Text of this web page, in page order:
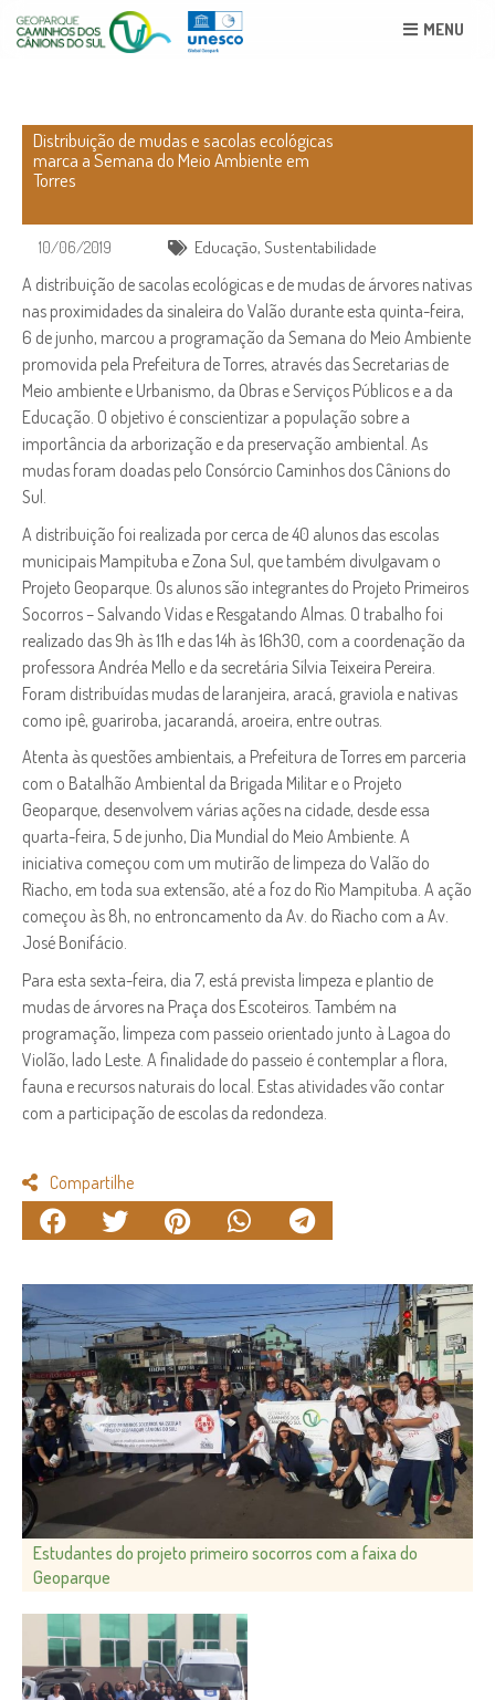
MENU
Distribuição de mudas e sacolas ecológicas
marca a Semana do Meio Ambiente em
Torres
10/06/2019 Educação,Sustentabilidade
A distribuição de sacolas ecológicas e de mudas de árvores nativas
nas proximidades da sinaleira do Valão durante esta quinta-feira,
6 de junho, marcou a programação da Semana do Meio Ambiente
promovida pela Prefeitura de Torres, através das Secretarias de
Meio ambiente e Urbanismo, da Obras e Serviços Públicos e a da
Educação. O objetivo é conscientizar a população sobre a
importância da arborização e da preservação ambiental. As
mudas foram doadas pelo Consórcio Caminhos dos Cânions do
Sul.
A distribuição foi realizada por cerca de 40 alunos das escolas
municipais Mampituba e Zona Sul, que também divulgavam o
Projeto Geoparque. Os alunos são integrantes do Projeto Primeiros
Socorros – Salvando Vidas e Resgatando Almas. O trabalho foi
realizado das 9h às 11h e das 14h às 16h30, com a coordenação da
professora Andréa Mello e da secretária Sílvia Teixeira Pereira.
Foram distribuídas mudas de laranjeira, aracá, graviola e nativas
como ipê, guariroba, jacarandá, aroeira, entre outras.
Atenta às questões ambientais, a Prefeitura de Torres em parceria
com o Batalhão Ambiental da Brigada Militar e o Projeto
Geoparque, desenvolvem várias ações na cidade, desde essa
quarta-feira, 5 de junho, Dia Mundial do Meio Ambiente. A
iniciativa começou com um mutirão de limpeza do Valão do
Riacho, em toda sua extensão, até a foz do Rio Mampituba. A ação
começou às 8h, no entroncamento da Av. do Riacho com a Av.
José Bonifácio.
Para esta sexta-feira, dia 7, está prevista limpeza e plantio de
mudas de árvores na Praça dos Escoteiros. Também na
programação, limpeza com passeio orientado junto à Lagoa do
Violão, lado Leste. A finalidade do passeio é contemplar a flora,
fauna e recursos naturais do local. Estas atividades vão contar
com a participação de escolas da redondeza.
Compartilhe
Estudantes do projeto primeiro socorros com a faixa do
Geoparque